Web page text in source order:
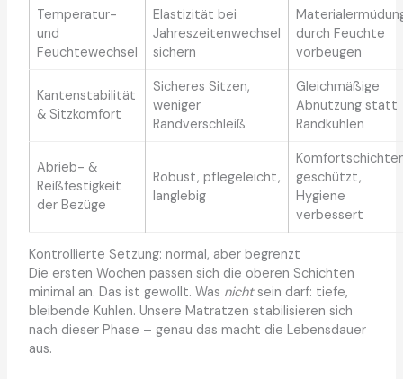
Temperatur-
und
Feuchtewechsel
Elastizität bei
Jahreszeitenwechsel
sichern
durch Feuchte
vorbeugen
Kantenstabilität
& Sitzkomfort
Sicheres Sitzen,
weniger
Randverschleiß
Gleichmäßige
Abnutzung statt
Randkuhlen
Abrieb- &
Reißfestigkeit
der Bezüge
Robust, pflegeleicht,
langlebig
geschützt,
Hygiene
verbessert
Kontrollierte Setzung: normal, aber begrenzt
Die ersten Wochen passen sich die oberen Schichten
minimal an. Das ist gewollt. Was nichtsein darf: tiefe,
bleibende Kuhlen. Unsere Matratzen stabilisieren sich
nach dieser Phase – genau das macht die Lebensdauer
aus.